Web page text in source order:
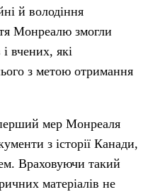
й володіння
Монреалю змогли
і вчених, які
з метою отримання
мер Монреаля
з історії Канади,
Враховуючи такий
матеріалів не